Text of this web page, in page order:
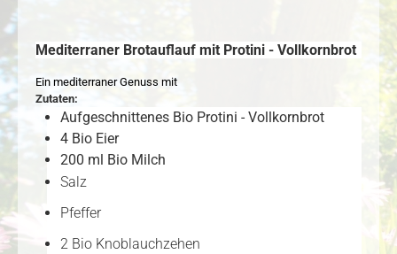
Mediterraner Brotauflauf mit Protini - Vollkornbrot
Ein mediterraner Genuss mit
Zutaten:
Aufgeschnittenes Bio Protini - Vollkornbrot
4 Bio Eier
200 ml Bio Milch
Salz
Pfeffer
2 Bio Knoblauchzehen